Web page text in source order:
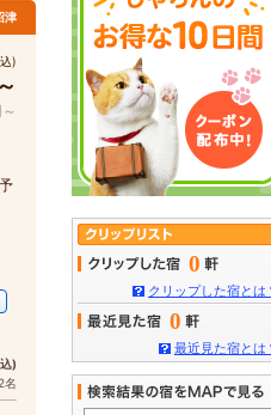
津
)
)
名
0
クリップした宿とは
0
最近見た宿とは